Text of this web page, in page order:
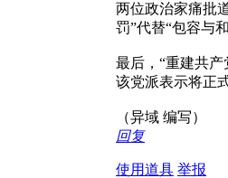
两位政治家痛批
罚”代替“包容与
最后，“重建共
该党派表示将正
（异域 编写）
回复
使用道具 举报